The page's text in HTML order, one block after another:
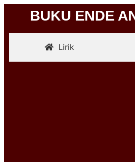
BUKU ENDE
Lirik